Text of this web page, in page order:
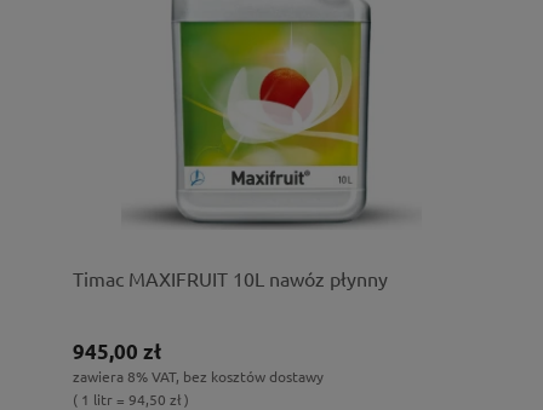
Timac MAXIFRUIT 10L nawóz płynny
945,00 zł
zawiera 8% VAT, bez kosztów dostawy
( 1 litr = 94,50 zł )